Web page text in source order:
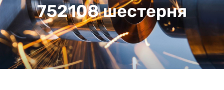
752108 шестерня